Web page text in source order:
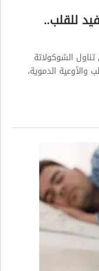
للقلب..
الشوكولاتة
الدموية،